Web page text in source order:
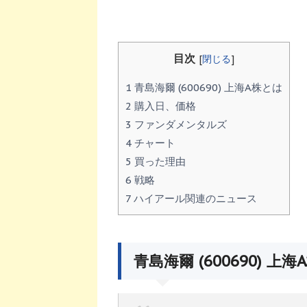
目次 [閉じる]
1 青島海爾 (600690) 上海A株とは
2 購入日、価格
3 ファンダメンタルズ
4 チャート
5 買った理由
6 戦略
7 ハイアール関連のニュース
青島海爾 (600690) 上海